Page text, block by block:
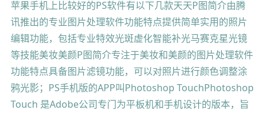
苹果手机上比较好的PS软件有以下几款天天P图简介由腾
讯推出的专业图片处理软件功能特点提供简单实用的照片
编辑功能，包括专业特效光斑虚化智能补光马赛克星光镜
等技能美妆美颜P图简介专注于美妆和美颜的图片处理软件
功能特点具备图片滤镜功能，可以对照片进行颜色调整涂
鸦光影；PS手机版的APP叫Photoshop TouchPhotoshop
Touch 是Adobe公司专门为平板机和手机设计的版本，旨